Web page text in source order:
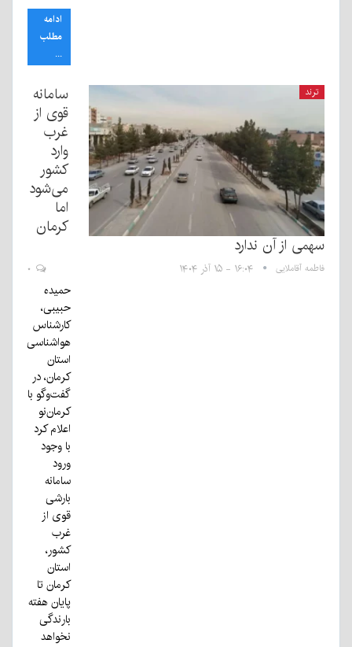
ادامه
مطلب
...
ترند
سامانه
قوی از
غرب
وارد
کشور
می‌شود
اما
کرمان
سهمی از آن ندارد
فاطمه آقاملایی ۱۶:۰۴ - ۱۵ آذر ۱۴۰۴
حمیده
حبیبی،
کارشناس
هواشناسی
استان
کرمان، در
گفت‌وگو با
کرمان‌نو
اعلام کرد
با وجود
ورود
سامانه
بارشی
قوی از
غرب
کشور،
استان
کرمان تا
پایان هفته
بارندگی
نخواهد